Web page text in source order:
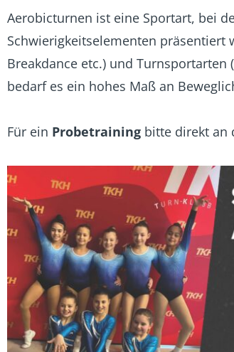
Aerobicturnen ist eine Sportart, bei
Schwierigkeitselementen präsentiert
Breakdance etc.) und Turnsportarten
bedarf es ein hohes Maß an
Für ein Probetraining bitte direkt an